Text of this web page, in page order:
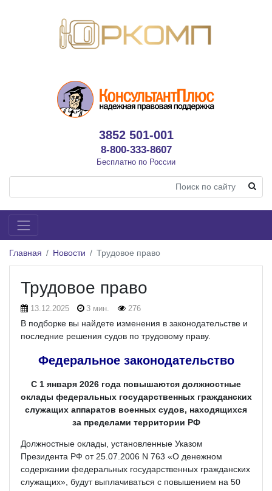
3852 501-001
8-800-333-8607
Бесплатно по России
Главная Новости Трудовое право
Трудовое право
13.12.2025 3 мин. 276
В подборке вы найдете изменения в законодательстве и
последние решения судов по трудовому праву.
Федеральное законодательство
С 1 января 2026 года повышаются должностные
оклады федеральных государственных гражданских
служащих аппаратов военных судов, находящихся
за пределами территории РФ
Должностные оклады, установленные Указом
Президента РФ от 25.07.2006 N 763 «О денежном
содержании федеральных государственных гражданских
служащих», будут выплачиваться с повышением на 50